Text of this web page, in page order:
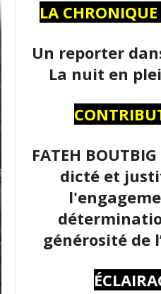
LA
Un reporter
La nuit en
FATEH
dicté et
générosité de